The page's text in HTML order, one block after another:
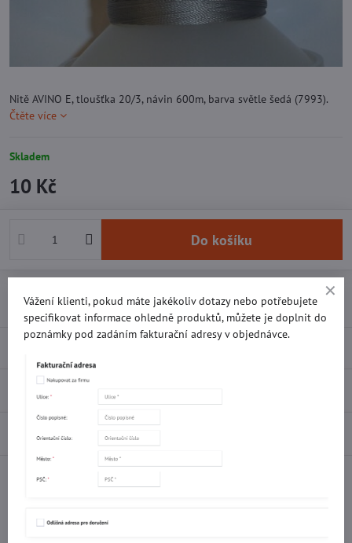
Nitě AVINO E, tloušťka 20/3, návin 600m, barva světle šedá (7993).
Čtěte více
Skladem
10 Kč
Do košíku
Recenze
Diskuse 0
FacebookTwitterBlueskyPinterest
Potřebujete poradit s objednávkou?
Vážení klienti, pokud máte jakékoliv dotazy nebo potřebujete
specifikovat informace ohledně produktů, můžete je doplnit do
poznámky pod zadáním fakturační adresy v objednávce.